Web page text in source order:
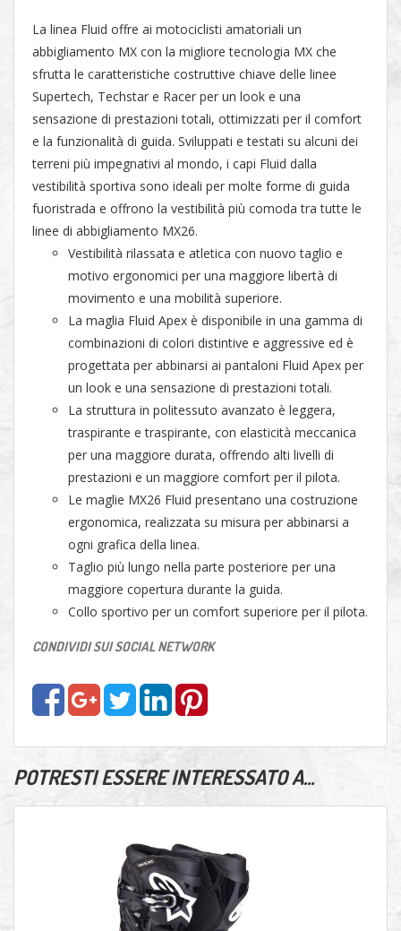
La linea Fluid offre ai motociclisti amatoriali un
abbigliamento MX con la migliore tecnologia MX che
sfrutta le caratteristiche costruttive chiave delle linee
Supertech, Techstar e Racer per un look e una
sensazione di prestazioni totali, ottimizzati per il comfort
e la funzionalità di guida. Sviluppati e testati su alcuni dei
terreni più impegnativi al mondo, i capi Fluid dalla
vestibilità sportiva sono ideali per molte forme di guida
fuoristrada e offrono la vestibilità più comoda tra tutte le
linee di abbigliamento MX26.
Vestibilità rilassata e atletica con nuovo taglio e
motivo ergonomici per una maggiore libertà di
movimento e una mobilità superiore.
La maglia Fluid Apex è disponibile in una gamma di
combinazioni di colori distintive e aggressive ed è
progettata per abbinarsi ai pantaloni Fluid Apex per
un look e una sensazione di prestazioni totali.
La struttura in politessuto avanzato è leggera,
traspirante e traspirante, con elasticità meccanica
per una maggiore durata, offrendo alti livelli di
prestazioni e un maggiore comfort per il pilota.
Le maglie MX26 Fluid presentano una costruzione
ergonomica, realizzata su misura per abbinarsi a
ogni grafica della linea.
Taglio più lungo nella parte posteriore per una
maggiore copertura durante la guida.
Collo sportivo per un comfort superiore per il pilota.
CONDIVIDI SUI SOCIAL NETWORK
POTRESTI ESSERE INTERESSATO A...